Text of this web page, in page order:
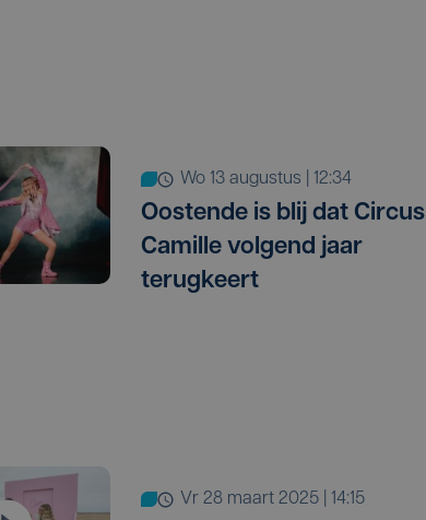
wo 13 augustus | 12:34
Oostende is blij dat Circus
Camille volgend jaar
terugkeert
vr 28 maart 2025 | 14:15